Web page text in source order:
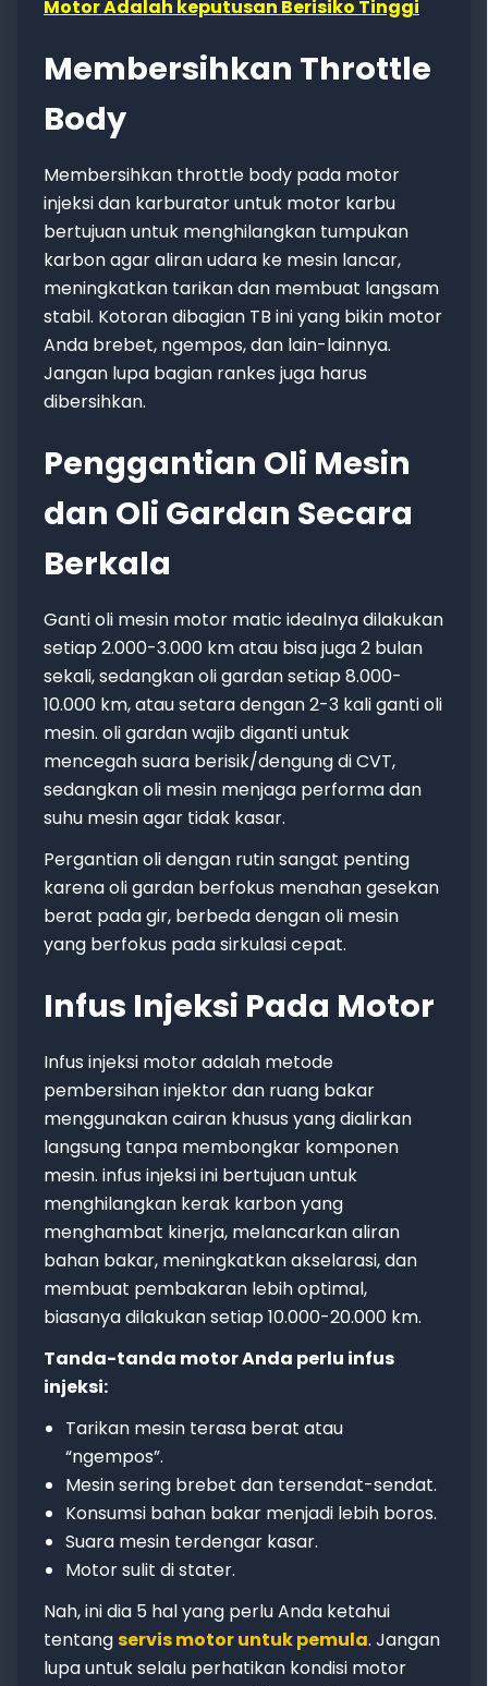
Motor Adalah keputusan Berisiko Tinggi
Membersihkan Throttle
Body
Membersihkan throttle body pada motor
injeksi dan karburator untuk motor karbu
bertujuan untuk menghilangkan tumpukan
karbon agar aliran udara ke mesin lancar,
meningkatkan tarikan dan membuat langsam
stabil. Kotoran dibagian TB ini yang bikin motor
Anda brebet, ngempos, dan lain-lainnya.
Jangan lupa bagian rankes juga harus
dibersihkan.
Penggantian Oli Mesin
dan Oli Gardan Secara
Berkala
Ganti oli mesin motor matic idealnya dilakukan
setiap 2.000-3.000 km atau bisa juga 2 bulan
sekali, sedangkan oli gardan setiap 8.000-
10.000 km, atau setara dengan 2-3 kali ganti oli
mesin. oli gardan wajib diganti untuk
mencegah suara berisik/dengung di CVT,
sedangkan oli mesin menjaga performa dan
suhu mesin agar tidak kasar.
Pergantian oli dengan rutin sangat penting
karena oli gardan berfokus menahan gesekan
berat pada gir, berbeda dengan oli mesin
yang berfokus pada sirkulasi cepat.
Infus Injeksi Pada Motor
Infus injeksi motor adalah metode
pembersihan injektor dan ruang bakar
menggunakan cairan khusus yang dialirkan
langsung tanpa membongkar komponen
mesin. infus injeksi ini bertujuan untuk
menghilangkan kerak karbon yang
menghambat kinerja, melancarkan aliran
bahan bakar, meningkatkan akselarasi, dan
membuat pembakaran lebih optimal,
biasanya dilakukan setiap 10.000-20.000 km.
Tanda-tanda motor Anda perlu infus
injeksi:
Tarikan mesin terasa berat atau
“ngempos”.
Mesin sering brebet dan tersendat-sendat.
Konsumsi bahan bakar menjadi lebih boros.
Suara mesin terdengar kasar.
Motor sulit di stater.
Nah, ini dia 5 hal yang perlu Anda ketahui
tentangservis motor untuk pemula. Jangan
lupa untuk selalu perhatikan kondisi motor